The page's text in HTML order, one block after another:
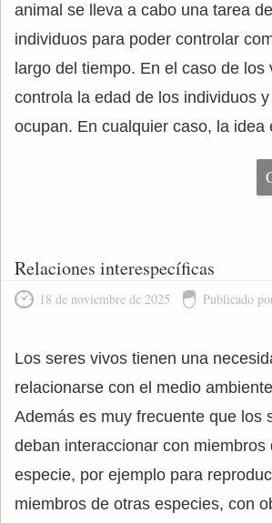
animal se lleva a cabo una tarea
individuos para poder controlar
largo del tiempo. En el caso de los
controla la edad de los individuos
ocupan. En cualquier caso, la
Relaciones interespecíficas
18 de noviembre de 2025 Publicado
Los seres vivos tienen una
relacionarse con el medio
Además es muy frecuente que los
deban interaccionar con miembros
especie, por ejemplo para
miembros de otras especies, con